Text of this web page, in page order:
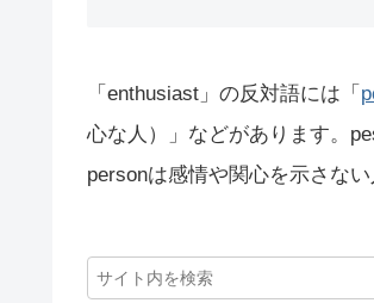
「enthusiast」の反対語には「
心な人）」などがあります。
personは感情や関心を示さな